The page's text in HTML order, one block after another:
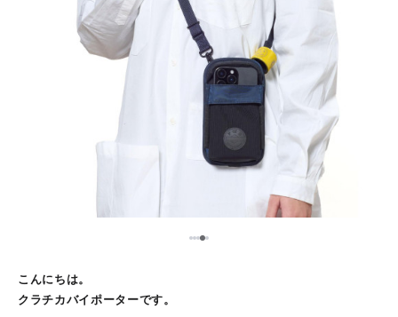
1234
こんにちは。
クラチカバイポーターです。